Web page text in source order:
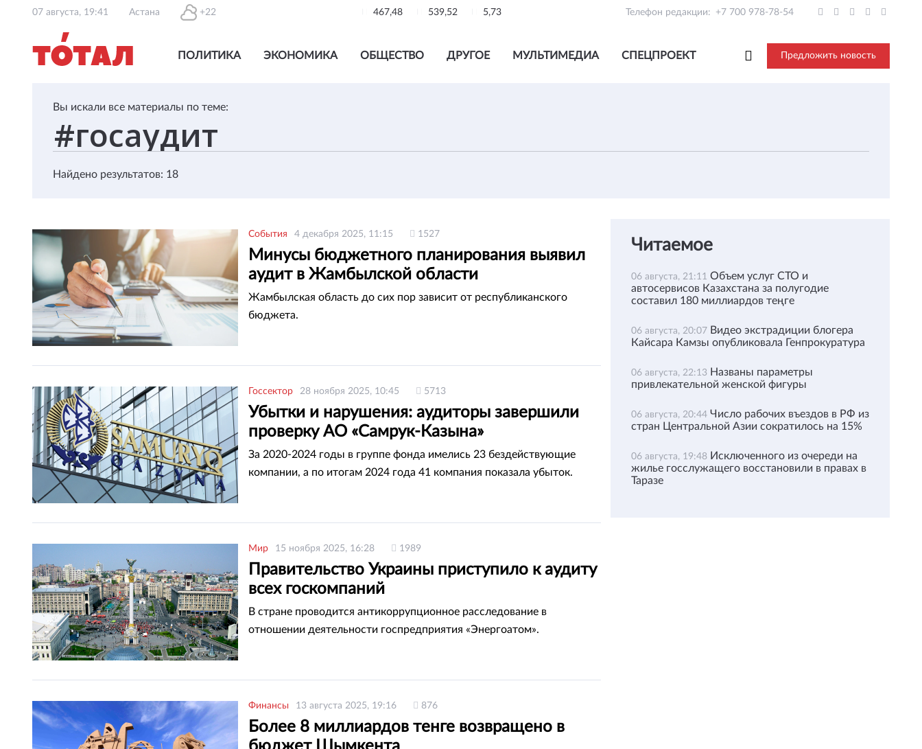
07 августа, 19:41 Астана +22 467,48 539,52 5,73 Телефон редакции: +7 700 978-78-54
ПОЛИТИКА ЭКОНОМИКА ОБЩЕСТВО ДРУГОЕ МУЛЬТИМЕДИА СПЕЦПРОЕКТ Предложить новость
Вы искали все материалы по теме:
Найдено результатов: 18
События 4 декабря 2025, 11:15 1527
Минусы бюджетного планирования выявил
аудит в Жамбылской области
Жамбылская область до сих пор зависит от республиканского
бюджета.
Госсектор 28 ноября 2025, 10:45 5713
Убытки и нарушения: аудиторы завершили
проверку АО «Самрук-Казына»
За 2020-2024 годы в группе фонда имелись 23 бездействующие
компании, а по итогам 2024 года 41 компания показала убыток.
Мир 15 ноября 2025, 16:28 1989
Правительство Украины приступило к аудиту
всех госкомпаний
В стране проводится антикоррупционное расследование в
отношении деятельности госпредприятия «Энергоатом».
Финансы 13 августа 2025, 19:16 876
Более 8 миллиардов тенге возвращено в
Читаемое
06 августа, 21:11 Объем услуг СТО и
автосервисов Казахстана за полугодие
составил 180 миллиардов теңге
06 августа, 20:07 Видео экстрадиции блогера
Кайсара Камзы опубликовала Генпрокуратура
06 августа, 22:13 Названы параметры
привлекательной женской фигуры
06 августа, 20:44 Число рабочих въездов в РФ из
стран Центральной Азии сократилось на 15%
06 августа, 19:48 Исключенного из очереди на
жилье госслужащего восстановили в правах в
Таразе